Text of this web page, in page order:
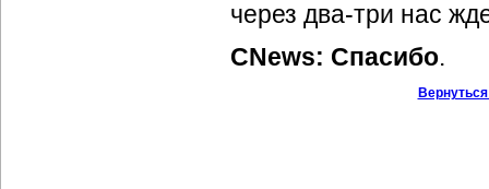
через два-три нас
CNews: Спасибо.